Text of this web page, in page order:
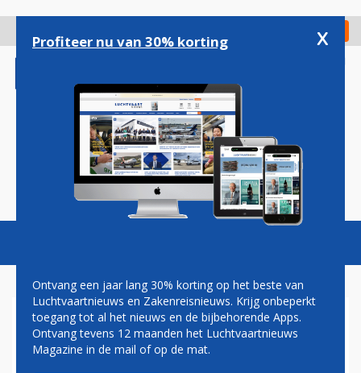
gaan
Check in
Magazine Podcasts Vacatures
ROYAL AIR MAROC: CONFLICT
MET PILOTEN OPGELOST
Profiteer nu van 30% korting x
Ontvang een jaar lang 30% korting op het beste van
Luchtvaartnieuws en Zakenreisnieuws. Krijg onbeperkt
toegang tot al het nieuws en de bijbehorende Apps.
Ontvang tevens 12 maanden het Luchtvaartnieuws
Magazine in de mail of op de mat.